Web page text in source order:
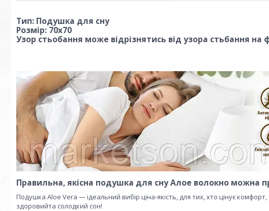
Тип: Подушка для сну
Розмір: 70х70
Узор стьобання може відрізнятись від узора стьбання на
Правильна, якісна подушка для сну Алое волокно можна
Подушка Aloe Vera — ідеальний вибір ціна-якість, для тих, хто цінує
здоровийта солодкий сон!